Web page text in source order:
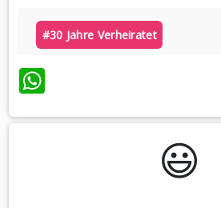
#30 Jahre Verheiratet
WhatsApp
😃️